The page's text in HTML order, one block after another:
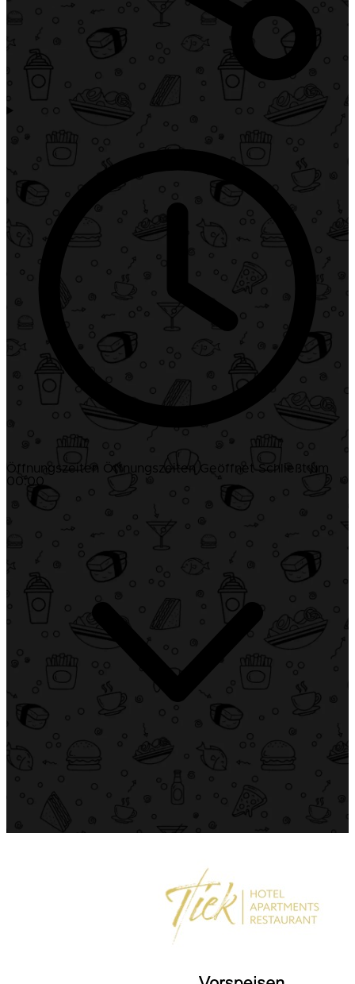
Öffnungszeiten Öffnungszeiten Geöffnet Schließt um
00:00